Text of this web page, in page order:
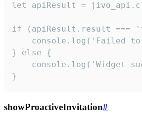
let apiResult =
if (apiResult.result
console.log('Failed
} else {
console.log('Widget
}
showProactiveInvitation#